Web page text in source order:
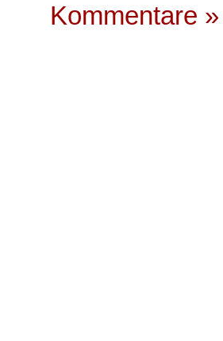
Kommentare »